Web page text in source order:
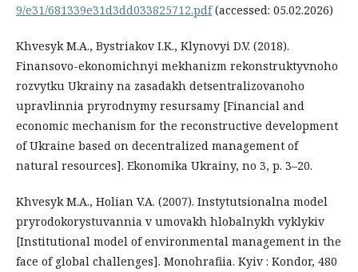
9/e31/681339e31d3dd033825712.pdf(accessed: 05.02.2026)
Khvesyk M.A., Bystriakov I.K., Klynovyi D.V. (2018).
Finansovo-ekonomichnyi mekhanizm rekonstruktyvnoho
rozvytku Ukrainy na zasadakh detsentralizovanoho
upravlinnia pryrodnymy resursamy [Financial and
economic mechanism for the reconstructive development
of Ukraine based on decentralized management of
natural resources]. Ekonomika Ukrainy, no 3, p. 3–20.
Khvesyk M.A., Holian V.A. (2007). Instytutsionalna model
pryrodokorystuvannia v umovakh hlobalnykh vyklykiv
[Institutional model of environmental management in the
face of global challenges]. Monohrafiia. Kyiv : Kondor, 480